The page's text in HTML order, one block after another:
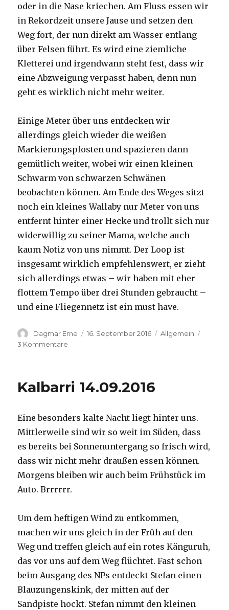
oder in die Nase kriechen. Am Fluss essen wir
in Rekordzeit unsere Jause und setzen den
Weg fort, der nun direkt am Wasser entlang
über Felsen führt. Es wird eine ziemliche
Kletterei und irgendwann steht fest, dass wir
eine Abzweigung verpasst haben, denn nun
geht es wirklich nicht mehr weiter.
Einige Meter über uns entdecken wir
allerdings gleich wieder die weißen
Markierungspfosten und spazieren dann
gemütlich weiter, wobei wir einen kleinen
Schwarm von schwarzen Schwänen
beobachten können. Am Ende des Weges sitzt
noch ein kleines Wallaby nur Meter von uns
entfernt hinter einer Hecke und trollt sich nur
widerwillig zu seiner Mama, welche auch
kaum Notiz von uns nimmt. Der Loop ist
insgesamt wirklich empfehlenswert, er zieht
sich allerdings etwas – wir haben mit eher
flottem Tempo über drei Stunden gebraucht –
und eine Fliegennetz ist ein must have.
Autor
Dagmar Erne
Veröffentlicht
16. September 2016 Kategorien
Allgemein
3 Kommentare
Kalbarri 14.09.2016
Eine besonders kalte Nacht liegt hinter uns.
Mittlerweile sind wir so weit im Süden, dass
es bereits bei Sonnenuntergang so frisch wird,
dass wir nicht mehr draußen essen können.
Morgens bleiben wir auch beim Frühstück im
Auto. Brrrrrr.
Um dem heftigen Wind zu entkommen,
machen wir uns gleich in der Früh auf den
Weg und treffen gleich auf ein rotes Känguruh,
das vor uns auf dem Weg flüchtet. Fast schon
beim Ausgang des NPs entdeckt Stefan einen
Blauzungenskink, der mitten auf der
Sandpiste hockt. Stefan nimmt den kleinen